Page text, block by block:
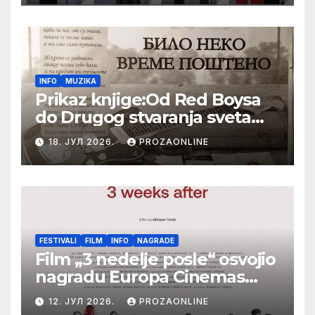
Festival evropskog filma Palić
INFO MUZIKA
Prikaz knjige:Od Red Boysa
do Drugog stvaranja sveta
(bilo neko vreme pošteno)
(autor- Zlatomira Sremca,
Botoš 2022. godine,
samizdat)
18. ЈУЛ 2026. PROZAONLINE
FESTIVALI FILM INFO NAGRADE
Film „3 nedelje posle“ osvojio
nagradu Europa Cinemas
Label na Filmskom festivalu
12. ЈУЛ 2026. PROZAONLINE